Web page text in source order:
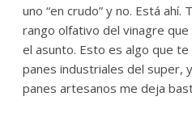
uno “en crudo” y no. Está
rango olfativo del vinagre
el asunto. Esto es algo que
panes industriales del super,
panes artesanos me deja